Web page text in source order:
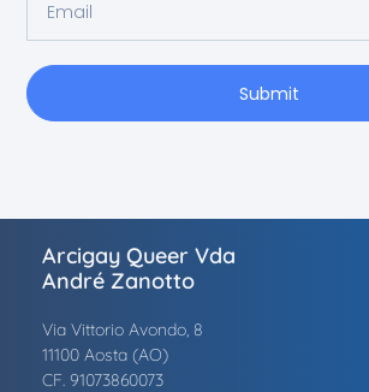
Submit
Arcigay Queer Vda
André Zanotto
Via Vittorio Avondo, 8
11100 Aosta (AO)
CF. 91073860073